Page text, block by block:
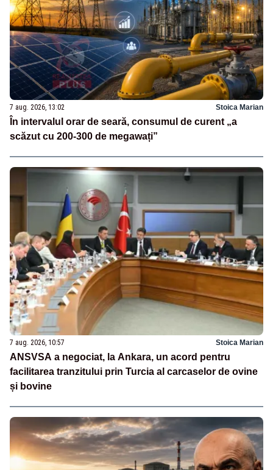
7 aug. 2026, 13:02 Stoica Marian
În intervalul orar de seară, consumul de curent „a
scăzut cu 200-300 de megawați”
7 aug. 2026, 10:57 Stoica Marian
ANSVSA a negociat, la Ankara, un acord pentru
facilitarea tranzitului prin Turcia al carcaselor de ovine
și bovine